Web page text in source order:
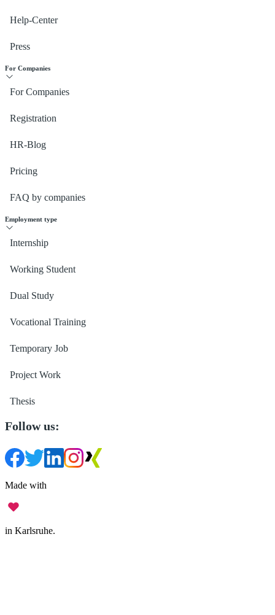
Help-Center
Press
For Companies
For Companies
Registration
HR-Blog
Pricing
FAQ by companies
Employment type
Internship
Working Student
Dual Study
Vocational Training
Temporary Job
Project Work
Thesis
Follow us:
Made with
in Karlsruhe.